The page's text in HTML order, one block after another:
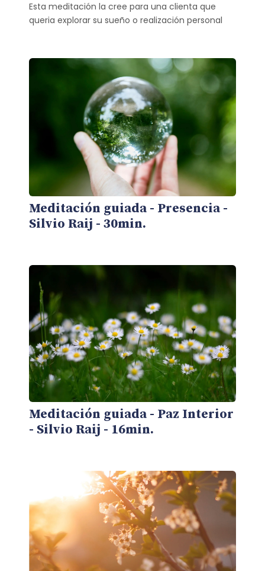
Esta meditación la cree para una clienta que
queria explorar su sueño o realización personal
Meditación guiada - Presencia -
Silvio Raij - 30min.
Meditación guiada - Paz Interior
- Silvio Raij - 16min.